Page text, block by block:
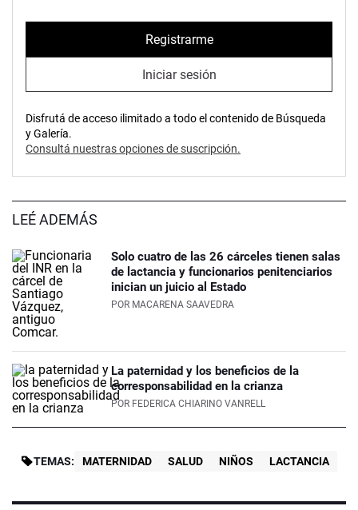
Registrarme
Iniciar sesión
Disfrutá de acceso ilimitado a todo el contenido de Búsqueda
y Galería.
Consultá nuestras opciones de suscripción.
LEÉ ADEMÁS
Solo cuatro de las 26 cárceles tienen salas
de lactancia y funcionarios penitenciarios
inician un juicio al Estado
POR MACARENA SAAVEDRA
La paternidad y los beneficios de la
corresponsabilidad en la crianza
POR FEDERICA CHIARINO VANRELL
TEMAS: MATERNIDAD SALUD NIÑOS LACTANCIA